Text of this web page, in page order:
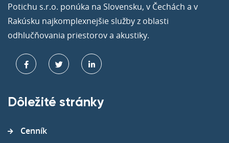
Potichu s.r.o. ponúka na Slovensku, v Čechách a v
Rakúsku najkomplexnejšie služby z oblasti
odhlučňovania priestorov a akustiky.
Dôležité stránky
Cenník